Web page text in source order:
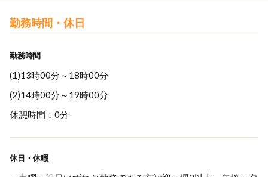
勤務時間・休日
勤務時間
(1)13時00分～18時00分
(2)14時00分～19時00分
休憩時間：0分
休日・休暇